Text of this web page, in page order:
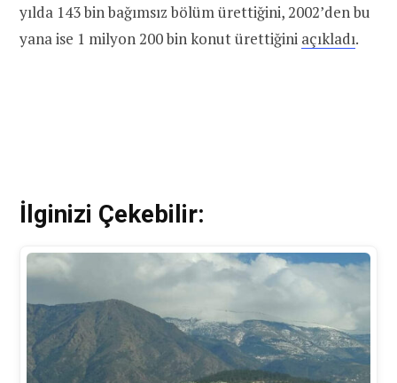
yılda 143 bin bağımsız bölüm ürettiğini, 2002’den bu
yana ise 1 milyon 200 bin konut ürettiğini açıkladı.
İlginizi Çekebilir: